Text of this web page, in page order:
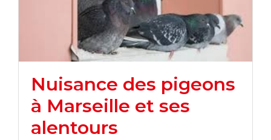
Nuisance des pigeons
à Marseille et ses
alentours